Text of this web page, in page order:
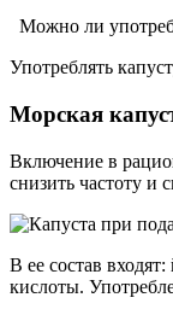
Можно ли
Употреблять
Морская
Включение в
снизить частоту и
В ее состав
кислоты.